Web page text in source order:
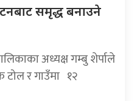
समृद्ध बनाउने
अध्यक्ष गम्बु शेर्पाले
टोल र गाउँमा १२